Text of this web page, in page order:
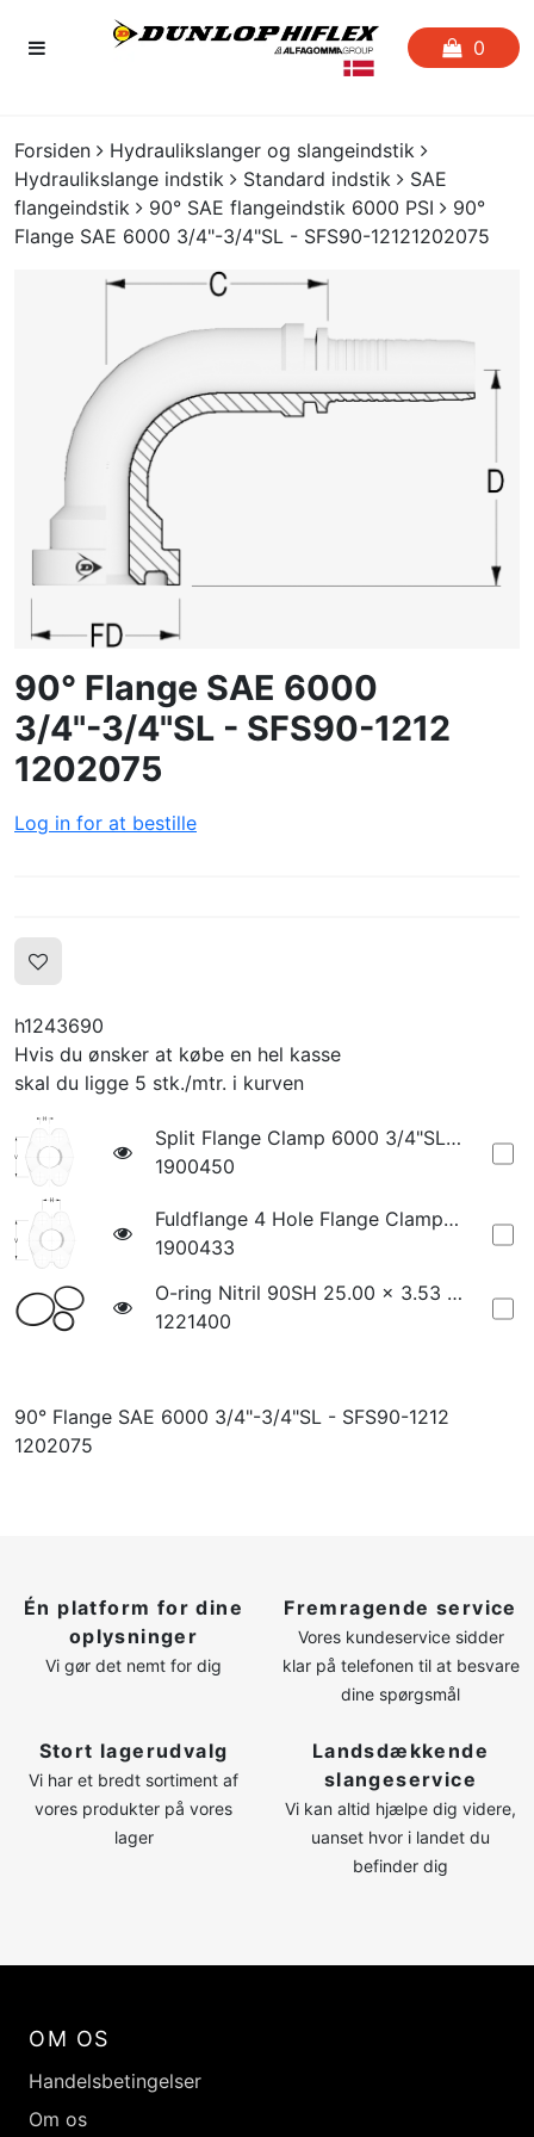
0
FORSIDEN
FAVORITLISTE
CERTIFIKATER
CRIMP
UDGÅENDE VARER
LOG IND
Forsiden
Hydraulikslanger og slangeindstik
Hydraulikslange indstik
Standard indstik
SAE
flangeindstik
90° SAE flangeindstik 6000 PSI
90°
Flange SAE 6000 3/4"-3/4"SL - SFS90-12121202075
90° Flange SAE 6000
3/4"-3/4"SL - SFS90-1212
1202075
Log in for at bestille
h1243690
Hvis du ønsker at købe en hel kasse
skal du ligge 5 stk./mtr. i kurven
Split Flange Clamp 6000 3/4"SL - FHS-1200
1900450
Fuldflange 4 Hole Flange Clamp 6000 3/4"SL - VHS-1200
1900433
O-ring Nitril 90SH 25.00 x 3.53 - SAE - 3/4"
1221400
90° Flange SAE 6000 3/4"-3/4"SL - SFS90-1212
1202075
Én platform for dine
oplysninger
Vi gør det nemt for dig
Fremragende service
Vores kundeservice sidder
klar på telefonen til at besvare
dine spørgsmål
Stort lagerudvalg
Vi har et bredt sortiment af
vores produkter på vores
lager
Landsdækkende
slangeservice
Vi kan altid hjælpe dig videre,
uanset hvor i landet du
befinder dig
OM OS
Handelsbetingelser
Om os